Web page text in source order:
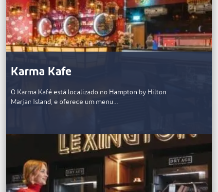
Karma Kafe
O Karma Kafé está localizado no Hampton by Hilton
Marjan Island, e oferece um menu…